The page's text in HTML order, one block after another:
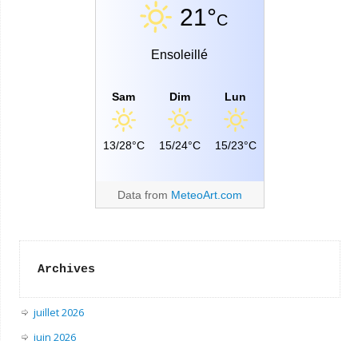
21°C
Ensoleillé
Sam
13/28°C
Dim
15/24°C
Lun
15/23°C
Data from MeteoArt.com
Archives
juillet 2026
juin 2026